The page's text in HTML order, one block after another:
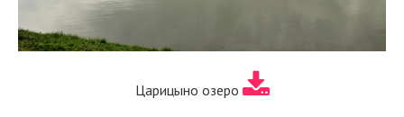
Царицыно озеро